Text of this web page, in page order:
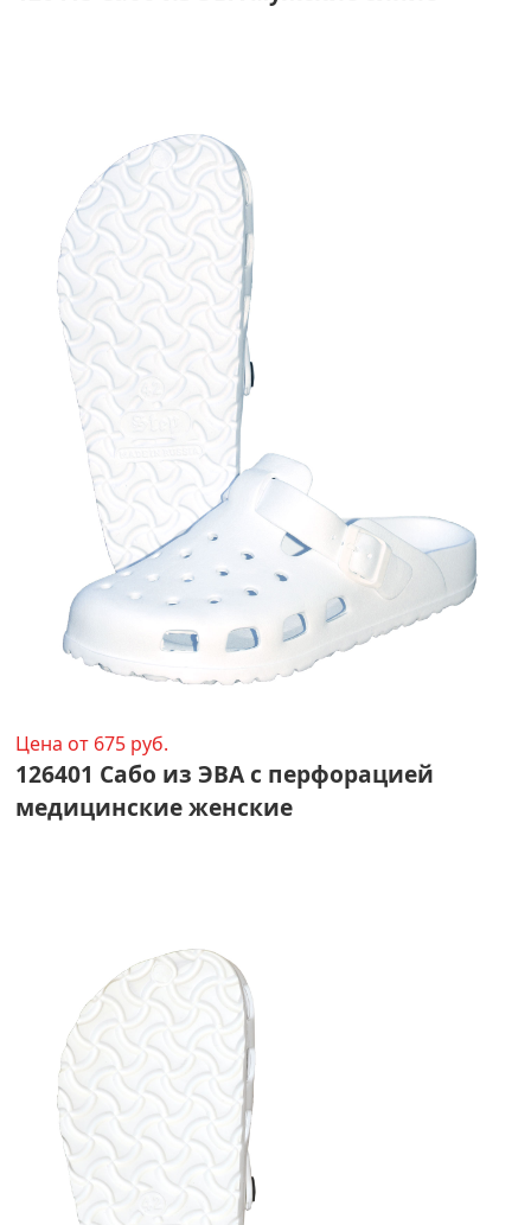
Цена от 675 руб.
126401 Сабо из ЭВА с перфорацией
медицинские женские